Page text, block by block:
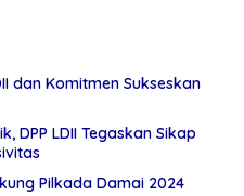
dan Komitmen Sukseskan
DPP LDII Tegaskan Sikap
Pilkada Damai 2024